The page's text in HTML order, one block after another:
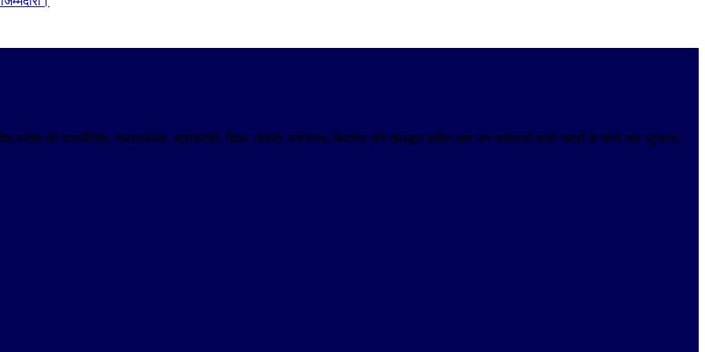
प्रदेश की राजनीतिक, समसामयिक, ब्यूरोक्रेसी, शिक्षा, नौकरी, मनोरंजन, बिजनेस और खेलकूद सहित आम जन सरोकारों वाली खबरों के लोगो तक पहुंचाना,